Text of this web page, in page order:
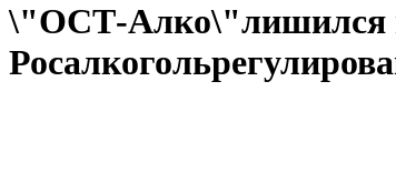
\"ОСТ-Алко\"лишился